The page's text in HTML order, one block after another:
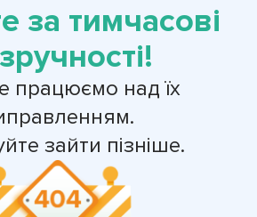
за тимчасові
працюємо над їх
зайти пізніше.